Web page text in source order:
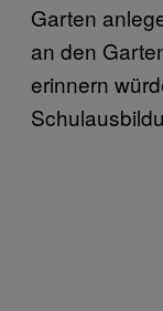
Garten
an den
erinnern